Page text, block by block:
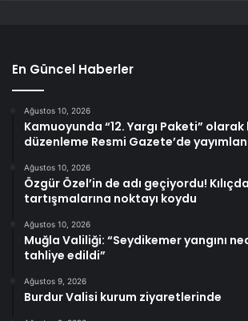
En Güncel Haberler
Ağustos 10, 2026
Kamuoyunda “12. Yargı Paketi”
düzenleme Resmi Gazete’de
Ağustos 10, 2026
Özgür Özel’in de adı geçiyordu!
tartışmalarına noktayı koydu
Ağustos 10, 2026
Muğla Valiliği: “Seydikemer yangını
tahliye edildi”
Ağustos 9, 2026
Burdur Valisi kurum ziyaretlerinde